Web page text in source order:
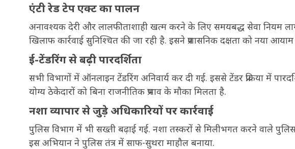
एंटी रेड टेप एक्ट का पालन
अनावश्यक देरी और लालफीताशाही खत्म करने के लिए समयबद्ध सेवा नियम
खिलाफ कार्रवाई सुनिश्चित की जा रही है. इसने प्रशासनिक दक्षता को नया आयाम
ई-टेंडरिंग से बढ़ी पारदर्शिता
सभी विभागों में ऑनलाइन टेंडरिंग अनिवार्य कर दी गई. इससे टेंडर प्रक्रिया में
योग्य ठेकेदारों को बिना राजनीतिक प्रभाव के मौका मिलता है.
नशा व्यापार से जुड़े अधिकारियों पर कार्रवाई
पुलिस विभाग में भी सख्ती बढ़ाई गई. नशा तस्करों से मिलीभगत करने वाले
इस अभियान ने पुलिस तंत्र में साफ-सुथरा माहौल बनाया.